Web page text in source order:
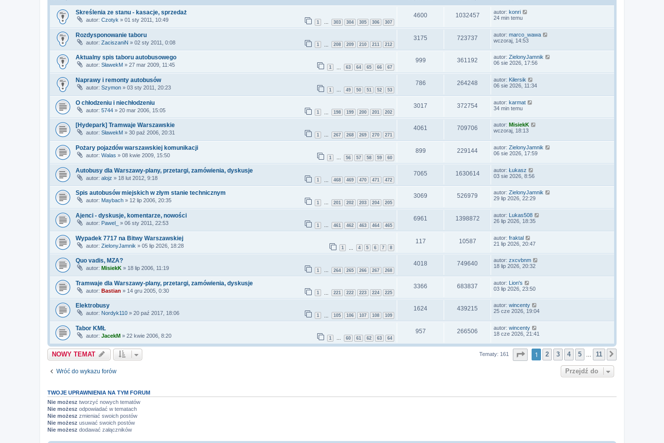
Skreślenia ze stanu - kasacje, sprzedaż
autor: Czotyk » 01 sty 2011, 10:49 1 … 303 304 305 306 307
4600 1032457 autor: konri
24 min temu
Rozdysponowanie taboru
autor: ZaciszaniN » 02 sty 2011, 0:08 1 208 209 210 211 212
3175 723737 autor: marco_wawa
wczoraj, 14:53
Aktualny spis taboru autobusowego
autor: SławekM » 27 mar 2009, 11:45 1 63 64 65 66 67
999 361192 autor: ZielonyJamnik
06 sie 2026, 17:56
Naprawy i remonty autobusów
autor: Szymon » 03 sty 2011, 20:23 1 … 49 50 51 52 53
786 264248 autor: Kilersik
06 sie 2026, 11:34
O chłodzeniu i niechłodzeniu
autor: 5744 » 20 mar 2006, 15:05 1 198 199 200 201 202
3017 372754 autor: karmat
34 min temu
[Hydepark] Tramwaje Warszawskie
autor: SławekM » 30 paź 2006, 20:31 1 … 267 268 269 270 271
4061 709706 autor: MisiekK
wczoraj, 18:13
Pożary pojazdów warszawskiej komunikacji
autor: Walas » 08 kwie 2009, 15:50 1 … 56 57 58 59 60
899 229144 autor: ZielonyJamnik
06 sie 2026, 17:59
Autobusy dla Warszawy-plany, przetargi, zamówienia, dyskusje
autor: alojz » 18 lut 2012, 9:18 1 468 469 470 471 472
7065 1630614 autor: Łukasz
03 sie 2026, 8:56
Spis autobusów miejskich w złym stanie technicznym
autor: Maybach » 12 lip 2006, 20:35 1 … 201 202 203 204 205
3069 526979 autor: ZielonyJamnik
29 lip 2026, 22:29
Ajenci - dyskusje, komentarze, nowości
autor: Pawel_ » 06 sty 2011, 22:53 1 … 461 462 463 464 465
6961 1398872 autor: Lukas508
26 lip 2026, 18:35
Wypadek 7717 na Bitwy Warszawskiej
autor: ZielonyJamnik » 05 lip 2026, 18:28 1 4 5 6 7 8
117 10587 autor: fraktal
21 lip 2026, 20:47
Quo vadis, MZA?
autor: MisiekK » 18 lip 2006, 11:19 1 … 264 265 266 267 268
4018 749640 autor: zxcvbnm
18 lip 2026, 20:32
Tramwaje dla Warszawy-plany, przetargi, zamówienia, dyskusje
autor: Bastian » 14 gru 2005, 0:30 1 221 222 223 224 225
3366 683837 autor: Lion's
03 lip 2026, 23:50
Elektrobusy
autor: Nordyk110 » 20 paź 2017, 18:06 1 105 106 107 108 109
1624 439215 autor: wincenty
25 cze 2026, 19:04
Tabor KMŁ
autor: JacekM » 22 kwie 2006, 8:20 1 … 60 61 62 63 64
957 266506 autor: wincenty
18 cze 2026, 21:41
NOWY TEMAT Tematy: 161 Strona1 z11
1 2 3 4 5 11
Wróć do wykazu forów Przejdź do
TWOJE UPRAWNIENIA NA TYM FORUM
Nie możesz tworzyć nowych tematów
Nie możesz odpowiadać w tematach
Nie możesz zmieniać swoich postów
Nie możesz usuwać swoich postów
Nie możesz dodawać załączników